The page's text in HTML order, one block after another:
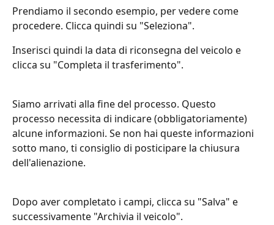
Prendiamo il secondo esempio, per vedere come
procedere. Clicca quindi su "Seleziona".
Inserisci quindi la data di riconsegna del veicolo e
clicca su "Completa il trasferimento".
Siamo arrivati alla fine del processo. Questo
processo necessita di indicare (obbligatoriamente)
alcune informazioni. Se non hai queste informazioni
sotto mano, ti consiglio di posticipare la chiusura
dell'alienazione.
Dopo aver completato i campi, clicca su "Salva" e
successivamente "Archivia il veicolo".